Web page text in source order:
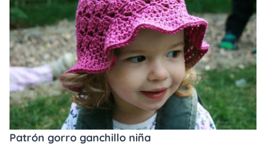
Patrón gorro ganchillo niña